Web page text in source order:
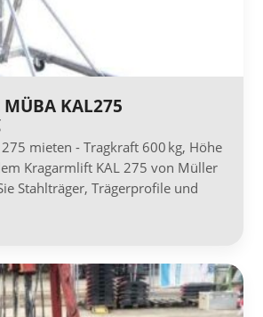
KAL275
mieten - Tragkraft 600 kg, Höhe
Kragarmlift KAL 275 von Müller
Stahlträger, Trägerprofile und